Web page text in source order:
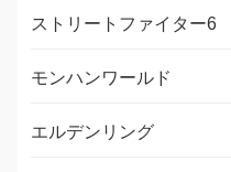
ストリートファイター6
モンハンワールド
エルデンリング